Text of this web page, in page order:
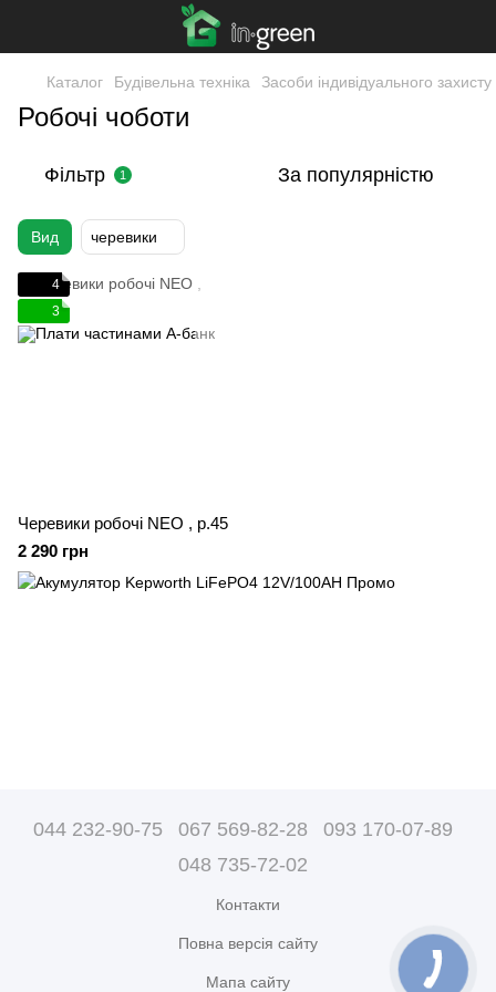
Каталог Будівельна техніка Засоби індивідуального захисту
Робочі чоботи
Фільтр 1 За популярністю
Вид черевики
4
3
Черевики робочі NEO , p.45
2 290 грн
044 232-90-75 067 569-82-28
093 170-07-89
048 735-72-02
Контакти
Повна версія сайту
Мапа сайту